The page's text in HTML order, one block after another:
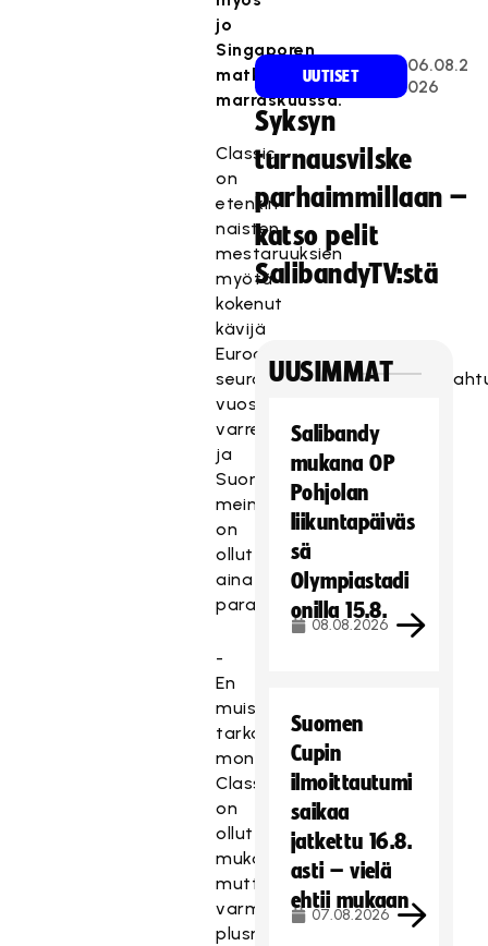
jo
Singaporen
matka
marraskuussa.
Classic
on
etenkin
naisten
mestaruuksien
myötä
kokenut
kävijä
Euroopan
vuosien
varrella,
ja
Suomessa
meininki
on
ollut
aina
paras.
-
En
muista
tarkasti,
monessako
Classic
on
ollut
mukana,
mutta
varmaan
plusmiinus
UUTISET
06.08.2
026
Syksyn
turnausvilske
parhaimmillaan –
katso pelit
SalibandyTV:stä
UUSIMMAT
Salibandy
mukana OP
Pohjolan
liikuntapäiväs
sä
Olympiastadi
onilla 15.8.
08.08.2026
Suomen
Cupin
ilmoittautumi
saikaa
jatkettu 16.8.
asti – vielä
ehtii mukaan
07.08.2026